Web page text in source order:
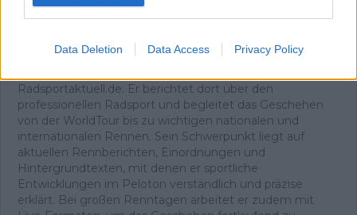
Data Deletion Data Access Privacy Policy
Redakteur
Radsportaktuell.de. Er berichtet dort über den
professionellen Radsport und begleitet das Geschehen
von der WorldTour bis zu wichtigen nationalen und
internationalen Rennen. Sein Schwerpunkt liegt auf
aktuellen Rennberichten, Einordnungen und
Hintergrundtexten, mit denen er sportliche
Entwicklungen im Peloton verständlich und präzise
erklärt. Bei großen Renntagen arbeitet er zudem mit